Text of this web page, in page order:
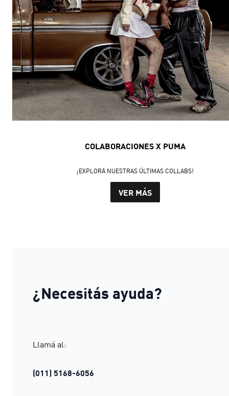
COLABORACIONES X PUMA
¡EXPLORÁ NUESTRAS ÚLTIMAS COLLABS!
VER MÁS
¿Necesitás ayuda?
Llamá al:
(011) 5168-6056